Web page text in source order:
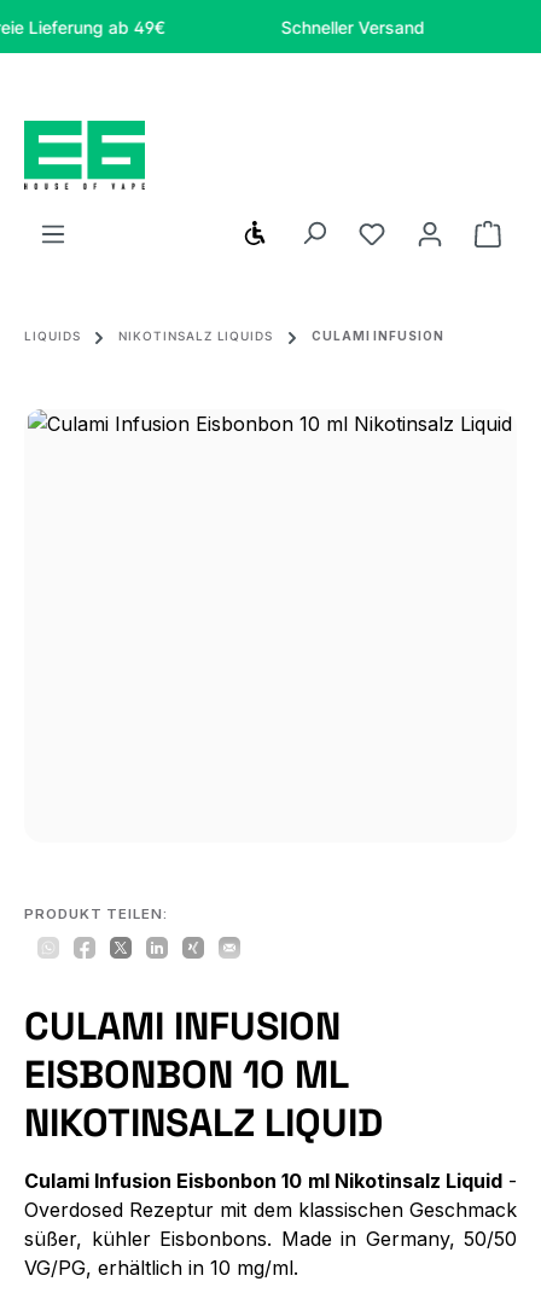
Zum Hauptinhalt springen
ab 49€ Schneller Versand
Werkzeugleiste anzeigen
Du hast 0
LIQUIDS NIKOTINSALZ LIQUIDS CULAMI INFUSION
Bildergalerie überspringen
PRODUKT TEILEN:
CULAMI INFUSION
EISBONBON 10 ML
NIKOTINSALZ LIQUID
Culami Infusion Eisbonbon 10 ml Nikotinsalz Liquid-
Overdosed Rezeptur mit dem klassischen Geschmack
süßer, kühler Eisbonbons. Made in Germany, 50/50
VG/PG, erhältlich in 10 mg/ml.